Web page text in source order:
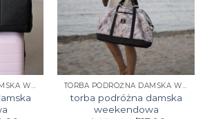
TORBA PODRÓŻNA DAMSKA WEEKENDOWA TORBA PODRÓŻNA DAMSKA WEEKENDOWA
torba podróżna damska
weekendowa